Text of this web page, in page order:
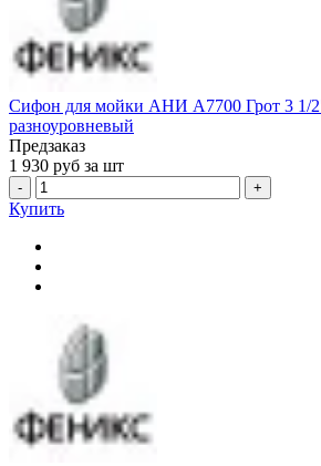
Сифон для мойки АНИ A7700 Грот 3 1/
разноуровневый
Предзаказ
1 930 руб за шт
- +
Купить